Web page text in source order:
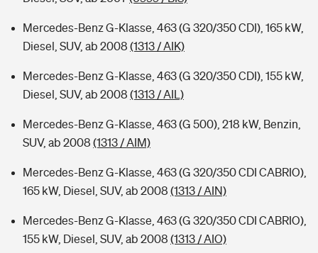
Mercedes-Benz G-Klasse, 463 (G 320/350 CDI), 165 kW,
Diesel, SUV, ab 2008 (1313 / AIK)
Mercedes-Benz G-Klasse, 463 (G 320/350 CDI), 155 kW,
Diesel, SUV, ab 2008 (1313 / AIL)
Mercedes-Benz G-Klasse, 463 (G 500), 218 kW, Benzin,
SUV, ab 2008 (1313 / AIM)
Mercedes-Benz G-Klasse, 463 (G 320/350 CDI CABRIO),
165 kW, Diesel, SUV, ab 2008 (1313 / AIN)
Mercedes-Benz G-Klasse, 463 (G 320/350 CDI CABRIO),
155 kW, Diesel, SUV, ab 2008 (1313 / AIO)